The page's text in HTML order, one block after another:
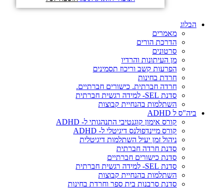
הבלוג
מאמרים
הדרכת הורים
סרטונים
מן העיתונות והרדיו
הפרעות קשב וריכוז תסמינים
חרדת בחינות
חרדה חברתית. כישורים חברתיים.
סדנת SEL- למידה רגשית חברתית
השתלמות בהנחיית קבוצות
ביה"ס ל ADHD
קורס אימון קוגנטיבי התנהגותי ל- ADHD
קורס מיינדפולנס דיגיטלי ל- ADHD
ניהול זמן יעיל השתלמות דיגיטלית
סדנת חרדה חברתית
סדנת כישורים חברתיים
סדנת SEL- למידה רגשית חברתית
השתלמות בהנחיית קבוצות
סדנת סרבנות בית ספר וחרדת בחינות